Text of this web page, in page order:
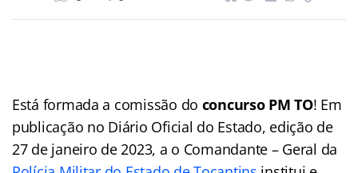
Está formada a comissão do concurso PM TO! Em
publicação no Diário Oficial do Estado, edição de
27 de janeiro de 2023, a o Comandante – Geral da